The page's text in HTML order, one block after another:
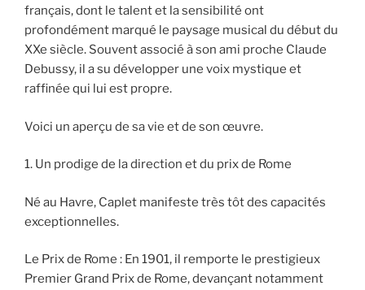
français, dont le talent et la sensibilité ont
profondément marqué le paysage musical du début du
XXe siècle. Souvent associé à son ami proche Claude
Debussy, il a su développer une voix mystique et
raffinée qui lui est propre.
Voici un aperçu de sa vie et de son œuvre.
1. Un prodige de la direction et du prix de Rome
Né au Havre, Caplet manifeste très tôt des capacités
exceptionnelles.
Le Prix de Rome : En 1901, il remporte le prestigieux
Premier Grand Prix de Rome, devançant notamment